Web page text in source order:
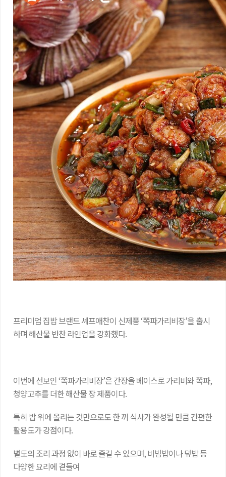
프리미엄 집밥 브랜드 셰프애찬이 신제품 ‘쪽파가리비장’을 출시
하며 해산물 반찬 라인업을 강화했다.
이번에 선보인 ‘쪽파가리비장’은 간장을 베이스로 가리비와 쪽파,
청양고추를 더한 해산물 장 제품이다.
특히 밥 위에 올리는 것만으로도 한 끼 식사가 완성될 만큼 간편한
활용도가 강점이다.
별도의 조리 과정 없이 바로 즐길 수 있으며, 비빔밥이나 덮밥 등
다양한 요리에 곁들여